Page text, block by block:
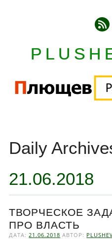
content
Daily
21.06.2018
ТВОРЧЕСКОЕ
ПРО ВЛАСТЬ
ДАТА:21.06.2018 АВТОР: